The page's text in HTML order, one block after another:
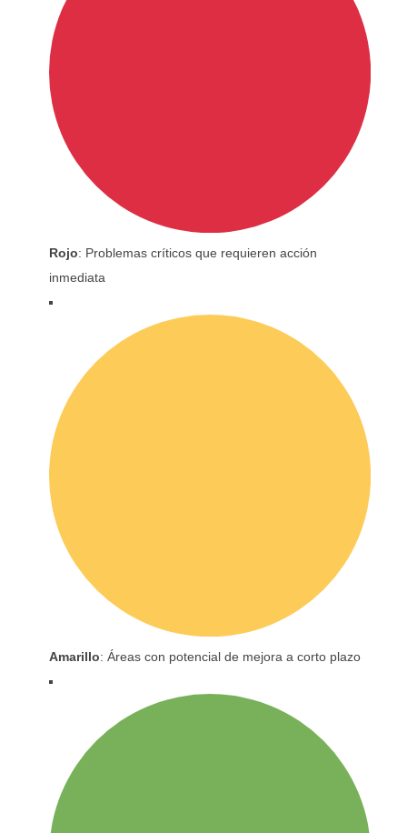
Rojo: Problemas críticos que requieren acción
inmediata
Amarillo: Áreas con potencial de mejora a corto plazo